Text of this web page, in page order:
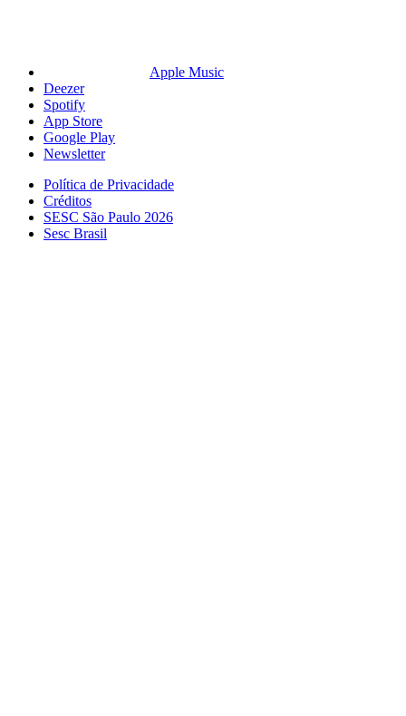
Apple Music
Deezer
Spotify
App Store
Google Play
Newsletter
Política de Privacidade
Créditos
SESC São Paulo 2026
Sesc Brasil